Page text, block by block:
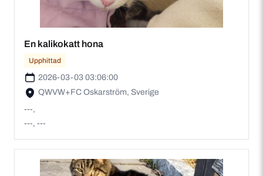
En kalikokatt hona
Upphittad
2026-03-03 03:06:00
QWVW+FC Oskarström, Sverige
---,
---, ---